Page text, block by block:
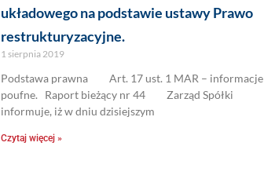
układowego na podstawie ustawy Prawo
restrukturyzacyjne.
1 sierpnia 2019
Podstawa prawna Art. 17 ust. 1 MAR – informacje
poufne. Raport bieżący nr 44 Zarząd Spółki
informuje, iż w dniu dzisiejszym
Czytaj więcej »